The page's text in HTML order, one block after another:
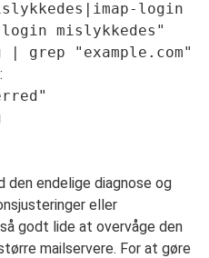
login
mislykkedes"
grep "example.com"
den endelige diagnose og
eller
godt lide at overvåge den
mailservere. For at gøre